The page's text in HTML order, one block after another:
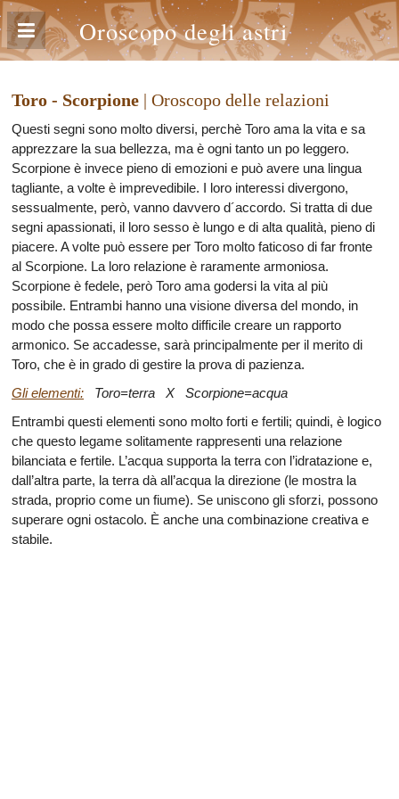
Oroscopo degli astri
Toro - Scorpione | Oroscopo delle relazioni
Questi segni sono molto diversi, perchè Toro ama la vita e sa
apprezzare la sua bellezza, ma è ogni tanto un po leggero.
Scorpione è invece pieno di emozioni e può avere una lingua
tagliante, a volte è imprevedibile. I loro interessi divergono,
sessualmente, però, vanno davvero d´accordo. Si tratta di due
segni apassionati, il loro sesso è lungo e di alta qualità, pieno di
piacere. A volte può essere per Toro molto faticoso di far fronte
al Scorpione. La loro relazione è raramente armoniosa.
Scorpione è fedele, però Toro ama godersi la vita al più
possibile. Entrambi hanno una visione diversa del mondo, in
modo che possa essere molto difficile creare un rapporto
armonico. Se accadesse, sarà principalmente per il merito di
Toro, che è in grado di gestire la prova di pazienza.
Gli elementi: Toro=terra X Scorpione=acqua
Entrambi questi elementi sono molto forti e fertili; quindi, è logico
che questo legame solitamente rappresenti una relazione
bilanciata e fertile. L’acqua supporta la terra con l’idratazione e,
dall’altra parte, la terra dà all’acqua la direzione (le mostra la
strada, proprio come un fiume). Se uniscono gli sforzi, possono
superare ogni ostacolo. È anche una combinazione creativa e
stabile.